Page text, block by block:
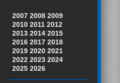
2007 2008 2009
2010 2011 2012
2013 2014 2015
2016 2017 2018
2019 2020 2021
2022 2023 2024
2025 2026